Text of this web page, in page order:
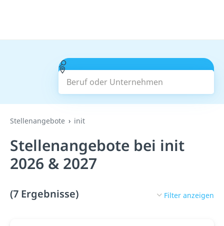
Beruf oder Unternehmen
Suchen
Stellenangebote init
Stellenangebote bei init
2026 & 2027
(7 Ergebnisse) Filter anzeigen